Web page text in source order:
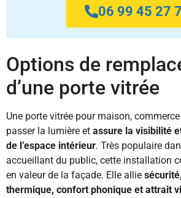
06 99 45 27
Options de
d’une porte vitrée
Une porte vitrée pour maison,
passer la lumière et assure la visibilité
de l’espace intérieur. Très populaire
accueillant du public, cette installation
en valeur de la façade. Elle allie
thermique, confort phonique et attrait